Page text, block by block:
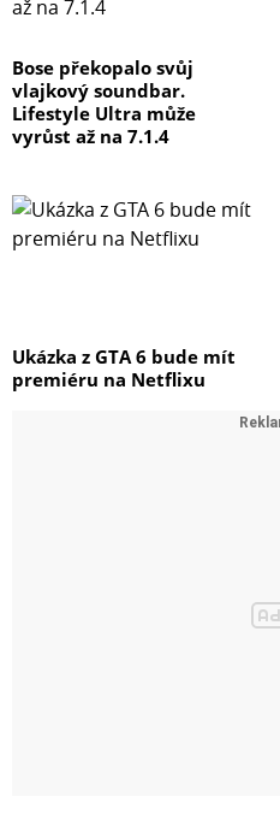
Bose překopalo svůj
vlajkový soundbar.
Lifestyle Ultra může
vyrůst až na 7.1.4
Ukázka z GTA 6 bude mít
premiéru na Netflixu